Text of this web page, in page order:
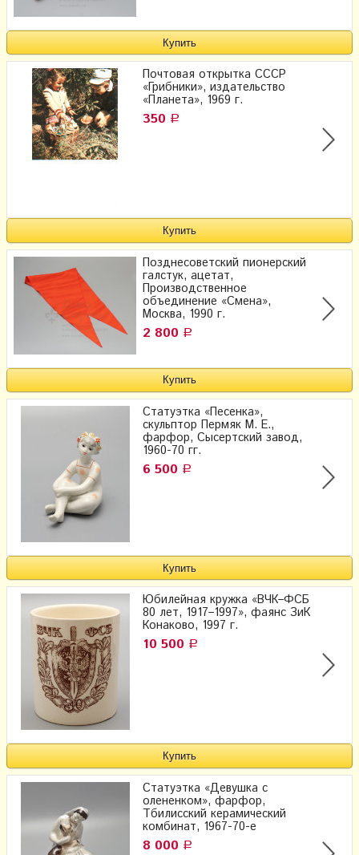
Почтовая открытка СССР
«Грибники», издательство
«Планета», 1969 г.
350 Р
Позднесоветский пионерский
галстук, ацетат,
Производственное
объединение «Смена»,
Москва, 1990 г.
2 800 Р
Статуэтка «Песенка»,
скульптор Пермяк М. Е.,
фарфор, Сысертский завод,
1960-70 гг.
6 500 Р
Юбилейная кружка «ВЧК–ФСБ
80 лет, 1917–1997», фаянс ЗиК
Конаково, 1997 г.
10 500 Р
Статуэтка «Девушка с
олененком», фарфор,
Тбилисский керамический
комбинат, 1967-70-е
8 000 Р